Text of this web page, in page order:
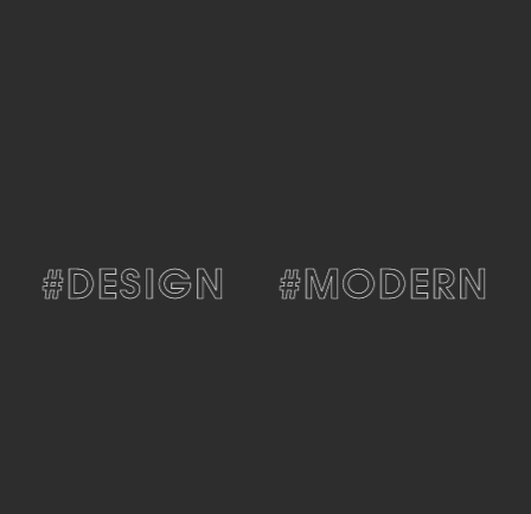
#DESIGN #MODERN